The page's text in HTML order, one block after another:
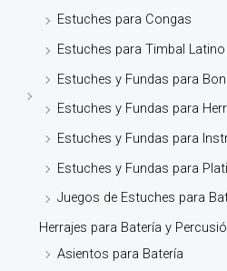
Estuches para Congas
Estuches para Timbal Latino
Estuches y Fundas para
Estuches y Fundas para
Estuches y Fundas para
Estuches y Fundas para
Juegos de Estuches para
Herrajes para Batería y
Asientos para Batería